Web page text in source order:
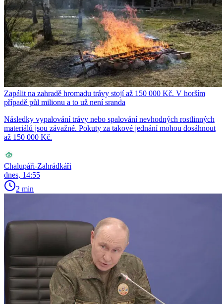
Zapálit na zahradě hromadu trávy stojí až 150 000 Kč. V horším
případě půl milionu a to už není sranda
Následky vypalování trávy nebo spalování nevhodných rostlinných
materiálů jsou závažné. Pokuty za takové jednání mohou dosáhnout
až 150 000 Kč.
Chalupáři-Zahrádkáři
dnes, 14:55
2 min